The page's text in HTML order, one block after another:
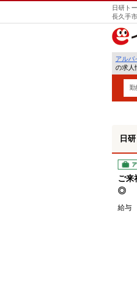
日研ト
長久手
アルバ
の求人
勤
日
アル
ご来
◎
給与